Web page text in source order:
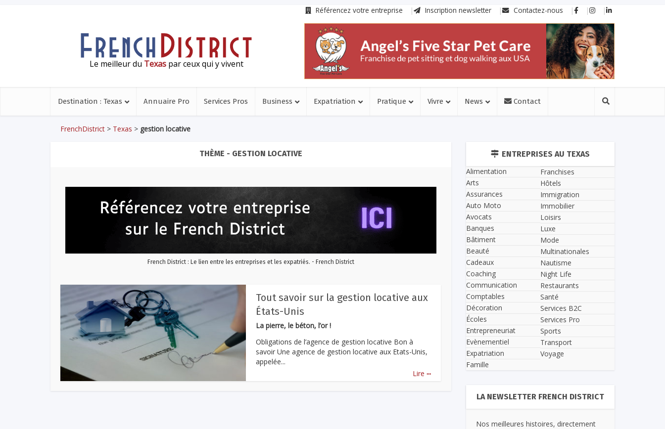
Référencez votre entreprise Inscription newsletter Contactez-nous
Le meilleur du Texaspar ceux qui y vivent
Destination : Texas Annuaire Pro Services Pros Business Expatriation Pratique Vivre News Contact
FrenchDistrict > Texas > gestion locative
THÈME - GESTION LOCATIVE
French District : Le lien entre les entreprises et les expatriés. - French District
Tout savoir sur la gestion locative aux
États-Unis
La pierre, le béton, l’or !
Obligations de l’agence de gestion locative Bon à
savoir Une agence de gestion locative aux Etats-Unis,
appelée...
Lire ...
ENTREPRISES AU TEXAS
Alimentation
Arts
Assurances
Auto Moto
Avocats
Banques
Bâtiment
Beauté
Cadeaux
Coaching
Communication
Comptables
Décoration
Écoles
Entrepreneuriat
Evènementiel
Expatriation
Famille
Franchises
Hôtels
Immigration
Immobilier
Loisirs
Luxe
Mode
Multinationales
Nautisme
Night Life
Restaurants
Santé
Services B2C
Services Pro
Sports
Transport
Voyage
LA NEWSLETTER FRENCH DISTRICT
Nos meilleures histoires, directement